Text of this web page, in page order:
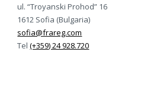
ul. “Troyanski Prohod” 16
1612 Sofia (Bulgaria)
sofia@frareg.com
Tel(+359) 24 928.720